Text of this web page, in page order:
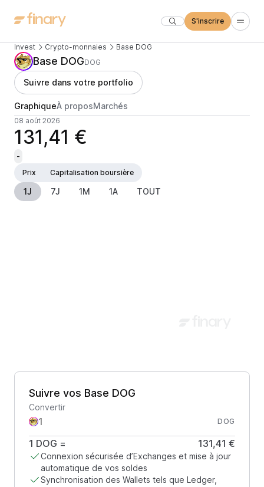
S'inscrire
Invest Crypto-monnaies Base DOG
Base DOGDOG
Suivre dans votre portfolio
GraphiqueÀ proposMarchés
08 août 2026
131,41 €
-
Prix
Capitalisation boursière
1J 7J 1M 1A TOUT
Suivre vos Base DOG
Convertir
DOG
1 DOG = 131,41 €
Connexion sécurisée d’Exchanges et mise à jour
automatique de vos soldes
Synchronisation des Wallets tels que Ledger,